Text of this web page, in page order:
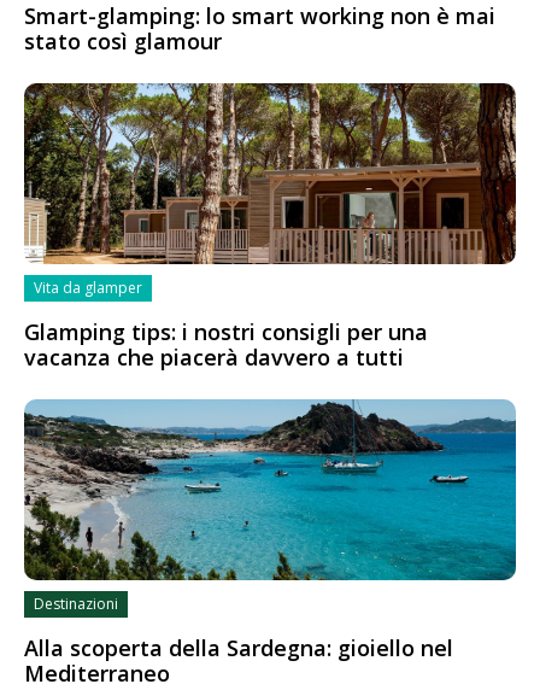
Smart-glamping: lo smart working non è mai
stato così glamour
Vita da glamper
Glamping tips: i nostri consigli per una
vacanza che piacerà davvero a tutti
Destinazioni
Alla scoperta della Sardegna: gioiello nel
Mediterraneo